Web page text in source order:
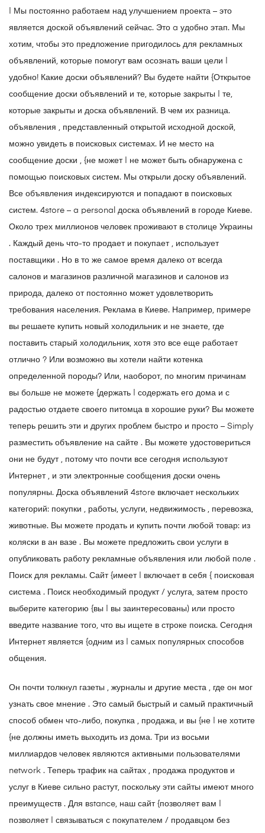
| Мы постоянно работаем над улучшением проекта – это
является доской объявлений сейчас. Это a удобно этап. Мы
хотим, чтобы это предложение пригодилось для рекламных
объявлений, которые помогут вам осознать ваши цели |
удобно! Какие доски объявлений? Вы будете найти {Открытое
сообщение доски объявлений и те, которые закрыты | те,
которые закрыты и доска объявлений. В чем их разница.
объявления , представленный открытой исходной доской,
можно увидеть в поисковых системах. И не место на
сообщение доски , {не может | не может быть обнаружена с
помощью поисковых систем. Мы открыли доску объявлений.
Все объявления индексируются и попадают в поисковых
систем. 4store – a personal доска объявлений в городе Киеве.
Около трех миллионов человек проживают в столице Украины
. Каждый день что-то продает и покупает , использует
поставщики . Но в то же самое время далеко от всегда
салонов и магазинов различной магазинов и салонов из
природа, далеко от постоянно может удовлетворить
требования населения. Реклама в Киеве. Например, примере
вы решаете купить новый холодильник и не знаете, где
поставить старый холодильник, хотя это все еще работает
отлично ? Или возможно вы хотели найти котенка
определенной породы? Или, наоборот, по многим причинам
вы больше не можете {держать | содержать его дома и с
радостью отдаете своего питомца в хорошие руки? Вы можете
теперь решить эти и других проблем быстро и просто – Simply
разместить объявление на сайте . Вы можете удостовериться
они не будут , потому что почти все сегодня используют
Интернет , и эти электронные сообщения доски очень
популярны. Доска объявлений 4store включает нескольких
категорий: покупки , работы, услуги, недвижимость , перевозка,
животные. Вы можете продать и купить почти любой товар: из
коляски в ан вазе . Вы можете предложить свои услуги в
опубликовать работу рекламные объявления или любой поле .
Поиск для рекламы. Сайт {имеет | включает в себя { поисковая
система . Поиск необходимый продукт / услуга, затем просто
выберите категорию {вы | вы заинтересованы) или просто
введите название того, что вы ищете в строке поиска. Сегодня
Интернет является {одним из | самых популярных способов
общения.
Он почти толкнул газеты , журналы и другие места , где он мог
узнать свое мнение . Это самый быстрый и самый практичный
способ обмен что-либо, покупка , продажа, и вы {не | не хотите
{не должны иметь выходить из дома. Три из восьми
миллиардов человек являются активными пользователями
network . Теперь трафик на сайтах , продажа продуктов и
услуг в Киеве сильно растут, поскольку эти сайты имеют много
преимуществ . Для вstance, наш сайт {позволяет вам |
позволяет | связываться с покупателем / продавцом без